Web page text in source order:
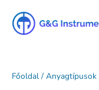
Főoldal / Anyagtípusok